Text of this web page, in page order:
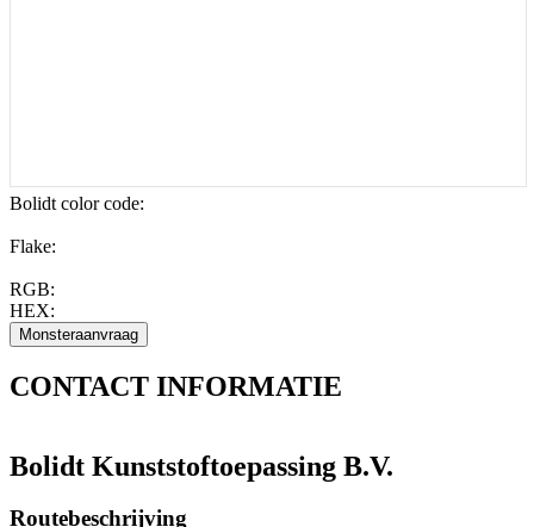
Bolidt color code:
Flake:
RGB:
HEX:
CONTACT INFORMATIE
Bolidt Kunststoftoepassing B.V.
Routebeschrijving